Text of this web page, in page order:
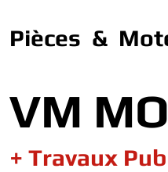
Pièces &
VM
+ Travaux